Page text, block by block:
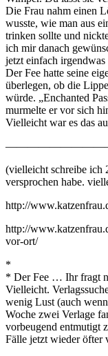
Die Frau nahm einen
wusste, wie man aus
trinken sollte und
ich mir danach
jetzt einfach
Der Fee hatte seine
überlegen, ob die
würde. „Enchanted
murmelte er vor sich
Vielleicht war es das
(vielleicht schreibe ich
versprochen habe.
http://
http://
vor-ort/
*
* Der Fee … Ihr fragt
Vielleicht.
wenig Lust (auch
Woche zwei Verlage
vorbeugend entmutigt
Fälle jetzt wieder öfter